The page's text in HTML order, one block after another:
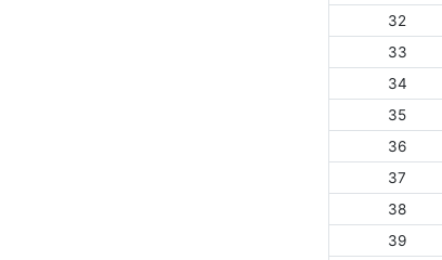
32
33
34
35
36
37
38
39